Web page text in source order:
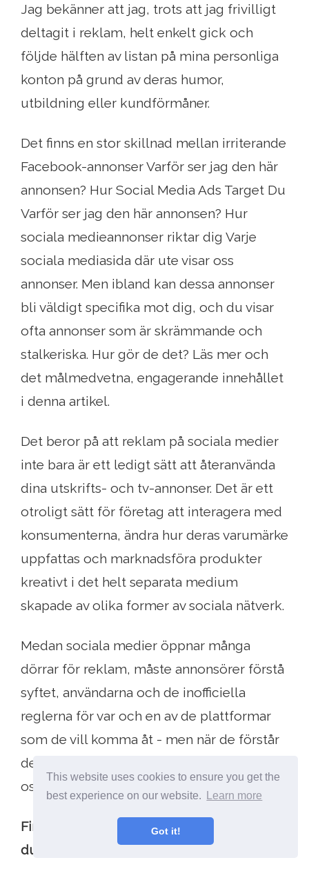
This website uses cookies to ensure you get the
best experience on our website.
Learn more
Got it!
Jag bekänner att jag, trots att jag frivilligt
deltagit i reklam, helt enkelt gick och
följde hälften av listan på mina personliga
konton på grund av deras humor,
utbildning eller kundförmåner.
Det finns en stor skillnad mellan irriterande
Facebook-annonser Varför ser jag den här
annonsen? Hur Social Media Ads Target Du
Varför ser jag den här annonsen? Hur
sociala medieannonser riktar dig Varje
sociala mediasida där ute visar oss
annonser. Men ibland kan dessa annonser
bli väldigt specifika mot dig, och du visar
ofta annonser som är skrämmande och
stalkeriska. Hur gör de det? Läs mer och
det målmedvetna, engagerande innehållet
i denna artikel.
Det beror på att reklam på sociala medier
inte bara är ett ledigt sätt att återanvända
dina utskrifts- och tv-annonser. Det är ett
otroligt sätt för företag att interagera med
konsumenterna, ändra hur deras varumärke
uppfattas och marknadsföra produkter
kreativt i det helt separata medium
skapade av olika former av sociala nätverk.
Medan sociala medier öppnar många
dörrar för reklam, måste annonsörer förstå
syftet, användarna och de inofficiella
reglerna för var och en av de plattformar
som de vill komma åt - men när de förstår
denna kod är deras räckvidd nästan
ostoppbar.
Finns det några märken eller företag som
du följer?
Varför följer du dem?